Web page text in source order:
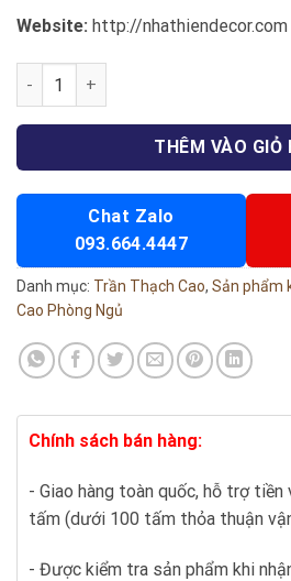
Website: http://nhathiendecor.com
Trần thạch cao phòng ngủ 33 số
THÊM VÀO GIỎ
Chat Zalo
093.664.4447
Danh mục: Trần Thạch Cao, Sản phẩm
Cao Phòng Ngủ
Chính sách bán hàng:
- Giao hàng toàn quốc, hỗ trợ tiền
tấm (dưới 100 tấm thỏa thuận
- Được kiểm tra sản phẩm khi